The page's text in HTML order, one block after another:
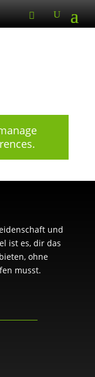
und
ist es, dir das
ohne
musst.